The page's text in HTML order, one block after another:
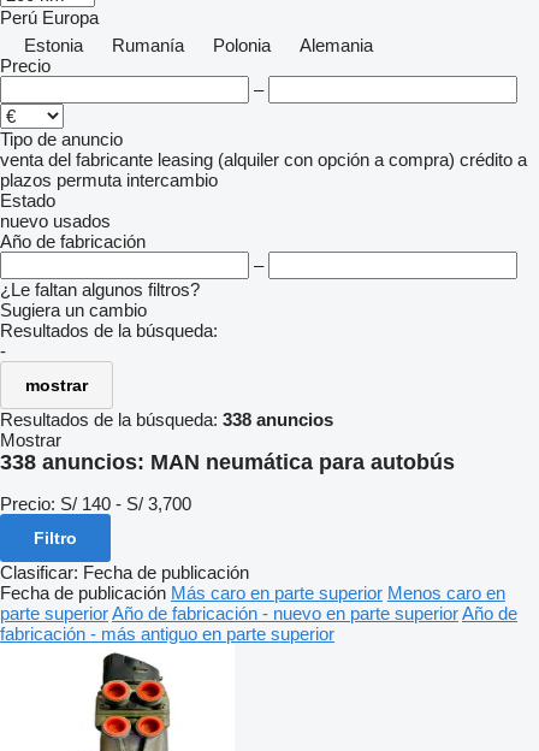
Perú Europa
Estonia
Rumanía Polonia
Alemania
Precio
–
Tipo de anuncio
venta del fabricante leasing (alquiler con opción a compra) crédito a
plazos permuta intercambio
Estado
nuevo usados
Año de fabricación
–
¿Le faltan algunos filtros?
Sugiera un cambio
Resultados de la búsqueda:
-
mostrar
Resultados de la búsqueda: 338 anuncios
Mostrar
338 anuncios: MAN neumática para autobús
Precio: S/ 140 - S/ 3,700
Filtro
Clasificar: Fecha de publicación
Fecha de publicación Más caro en parte superior Menos caro en
parte superiorAño de fabricación - nuevo en parte superiorAño de
fabricación - más antiguo en parte superior